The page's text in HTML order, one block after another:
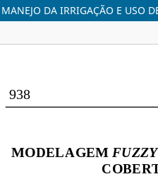
DA IRRIGAÇÃO E USO